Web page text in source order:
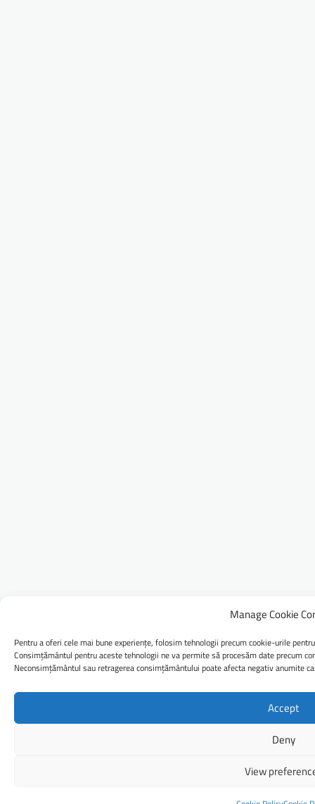
Manage Cookie
Pentru a oferi cele mai bune experiențe, folosim tehnologii precum cookie-urile
Consimțământul pentru aceste tehnologii ne va permite să procesăm date precum
Neconsimțământul sau retragerea consimțământului poate afecta negativ anumite
Accept
Deny
View